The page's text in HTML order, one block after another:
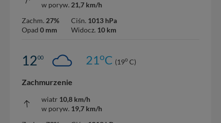
w poryw. 21,7 km/h
Zachm. 27%
Opad 0 mm
Ciśn. 1013 hPa
Widocz. 10 km
1200 21oC (19o C)
Zachmurzenie
wiatr 10,8 km/h
w poryw. 19,7 km/h